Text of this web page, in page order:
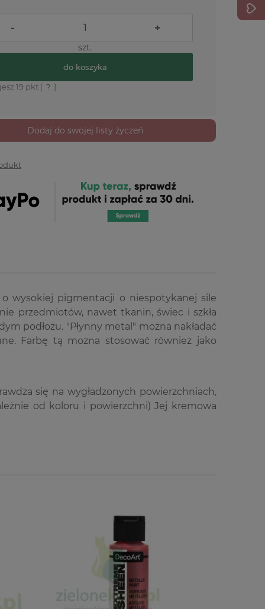
- +
szt.
do koszyka
19 pkt [ ? ]
Dodaj do swojej listy życzeń
wysokiej pigmentacji o niespotykanej sile
przedmiotów, nawet tkanin, świec i szkła
podłożu. "Płynny metal" można nakładać
Farbę tą można stosować również jako
się na wygładzonych powierzchniach,
od koloru i powierzchni) Jej kremowa